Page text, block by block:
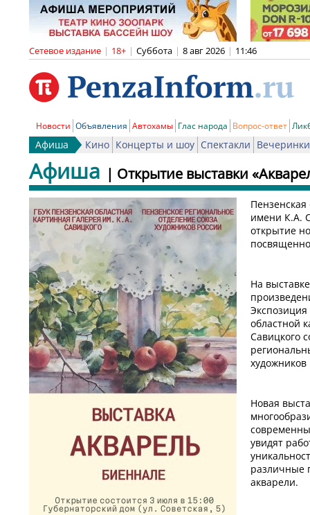
Сетевое издание | 18+ | Суббота | 8 авг 2026 | 11:46
Новости Объявления Автохамы Глас народа Вопрос-ответ
Афиша Кино Концерты и шоу Спектакли Вечеринки
Афиша | Открытие выставки
Пензенская
имени К.А.
открытие
На
Экспозиция
областной
Савицкого
художников
Новая
увидят
различные
акварели.